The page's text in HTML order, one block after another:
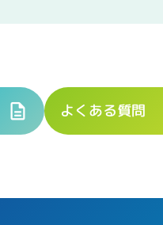
よくある質問